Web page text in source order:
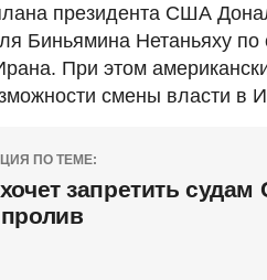
президента США
Биньямина Нетаньяху по
При этом
смены власти в
ПО ТЕМЕ:
запретить